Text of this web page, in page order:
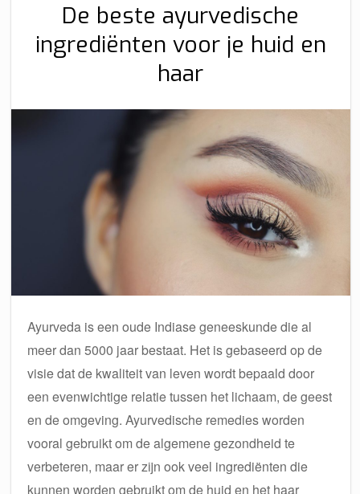
De beste ayurvedische
ingrediënten voor je huid en
haar
Ayurveda is een oude Indiase geneeskunde die al
meer dan 5000 jaar bestaat. Het is gebaseerd op de
visie dat de kwaliteit van leven wordt bepaald door
een evenwichtige relatie tussen het lichaam, de geest
en de omgeving. Ayurvedische remedies worden
vooral gebruikt om de algemene gezondheid te
verbeteren, maar er zijn ook veel ingrediënten die
kunnen worden gebruikt om de huid en het haar